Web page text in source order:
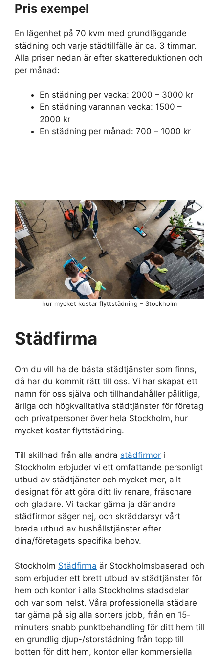
Pris exempel
En lägenhet på 70 kvm med grundläggande
städning och varje städtillfälle är ca. 3 timmar.
Alla priser nedan är efter skattereduktionen och
per månad:
En städning per vecka: 2000 – 3000 kr
En städning varannan vecka: 1500 –
2000 kr
En städning per månad: 700 – 1000 kr
Städfirma
Om du vill ha de bästa städtjänster som finns,
då har du kommit rätt till oss. Vi har skapat ett
namn för oss själva och tillhandahåller pålitliga,
ärliga och högkvalitativa städtjänster för företag
och privatpersoner över hela Stockholm, hur
mycket kostar flyttstädning.
Till skillnad från alla andra städfirmor i
Stockholm erbjuder vi ett omfattande personligt
utbud av städtjänster och mycket mer, allt
designat för att göra ditt liv renare, fräschare
och gladare. Vi tackar gärna ja där andra
städfirmor säger nej, och skräddarsyr vårt
breda utbud av hushållstjänster efter
dina/företagets specifika behov.
Stockholm Städfirma är Stockholmsbaserad och
som erbjuder ett brett utbud av städtjänster för
hem och kontor i alla Stockholms stadsdelar
och var som helst. Våra professionella städare
tar gärna på sig alla sorters jobb, från en 15-
minuters snabb punktbehandling för ditt hem till
en grundlig djup-/storstädning från topp till
botten för ditt hem, kontor eller kommersiella
hur mycket kostar flyttstädning – Stockholm